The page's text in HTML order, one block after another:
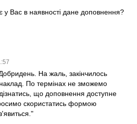
у Вас в наявності дане доповнення?
На жаль, закінчилось
По термінах не зможемо
що доповнення доступне
скористатись формою